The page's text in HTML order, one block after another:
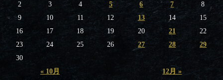
« 10月 12月 »
2
3 4 5 6 7
8
9
10 11 12 13 14
15
16
17 18 19 20 21
22
23
24 25 26 27 28
29
30